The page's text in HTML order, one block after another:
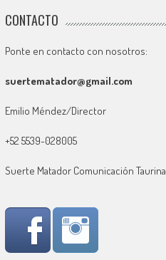
CONTACTO
Ponte en contacto con nosotros:
suertematador@gmail.com
Emilio Méndez/Director
+52 5539-028005
Suerte Matador Comunicación Taurina